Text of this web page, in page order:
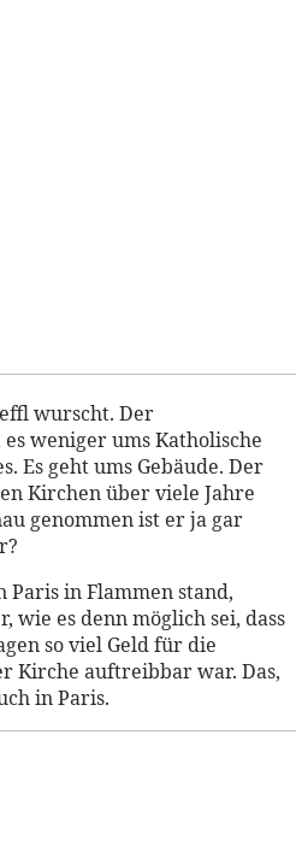
wurscht. Der
weniger ums Katholische
Es geht ums Gebäude. Der
Kirchen über viele Jahre
genommen ist er ja gar
Paris in Flammen stand,
wie es denn möglich sei, dass
so viel Geld für die
Kirche auftreibbar war. Das,
in Paris.